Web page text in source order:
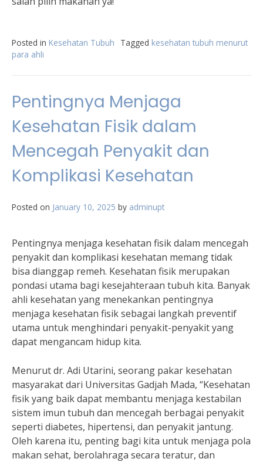
Posted in Kesehatan Tubuh Tagged kesehatan tubuh menurut
para ahli
Pentingnya Menjaga
Kesehatan Fisik dalam
Mencegah Penyakit dan
Komplikasi Kesehatan
Posted on January 10, 2025 by adminupt
Pentingnya menjaga kesehatan fisik dalam mencegah
penyakit dan komplikasi kesehatan memang tidak
bisa dianggap remeh. Kesehatan fisik merupakan
pondasi utama bagi kesejahteraan tubuh kita. Banyak
ahli kesehatan yang menekankan pentingnya
menjaga kesehatan fisik sebagai langkah preventif
utama untuk menghindari penyakit-penyakit yang
dapat mengancam hidup kita.
Menurut dr. Adi Utarini, seorang pakar kesehatan
masyarakat dari Universitas Gadjah Mada, “Kesehatan
fisik yang baik dapat membantu menjaga kestabilan
sistem imun tubuh dan mencegah berbagai penyakit
seperti diabetes, hipertensi, dan penyakit jantung.
Oleh karena itu, penting bagi kita untuk menjaga pola
makan sehat, berolahraga secara teratur, dan